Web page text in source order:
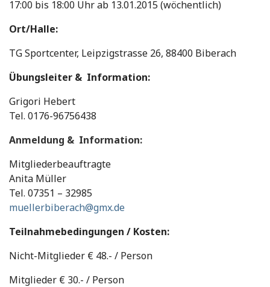
17:00 bis 18:00 Uhr ab 13.01.2015 (wöchentlich)
Ort/Halle:
TG Sportcenter, Leipzigstrasse 26, 88400 Biberach
Übungsleiter & Information:
Grigori Hebert
Tel. 0176-96756438
Anmeldung & Information:
Mitgliederbeauftragte
Anita Müller
Tel. 07351 – 32985
muellerbiberach@gmx.de
Teilnahmebedingungen / Kosten:
Nicht-Mitglieder € 48.- / Person
Mitglieder € 30.- / Person